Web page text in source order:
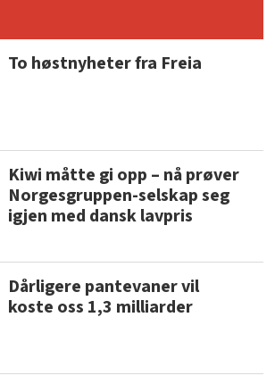
To høstnyheter fra Freia
Kiwi måtte gi opp – nå prøver
Norgesgruppen-selskap seg
igjen med dansk lavpris
Dårligere pantevaner vil
koste oss 1,3 milliarder